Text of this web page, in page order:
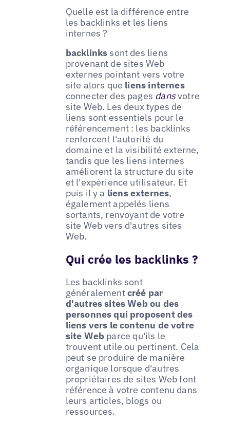
Quelle est la différence entre
les backlinks et les liens
internes ?
backlinks sont des liens
provenant de sites Web
externes pointant vers votre
site alors que liens internes
connecter des pages dansvotre
site Web. Les deux types de
liens sont essentiels pour le
référencement : les backlinks
renforcent l'autorité du
domaine et la visibilité externe,
tandis que les liens internes
améliorent la structure du site
et l'expérience utilisateur. Et
puis il y a liens externes,
également appelés liens
sortants, renvoyant de votre
site Web vers d'autres sites
Web.
Qui crée les backlinks ?
Les backlinks sont
généralementcréé par
d'autres sites Web ou des
personnes qui proposent des
liens vers le contenu de votre
site Web parce qu'ils le
trouvent utile ou pertinent. Cela
peut se produire de manière
organique lorsque d'autres
propriétaires de sites Web font
référence à votre contenu dans
leurs articles, blogs ou
ressources.